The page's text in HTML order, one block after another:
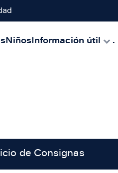
NiñosInformación útil .
de Consignas